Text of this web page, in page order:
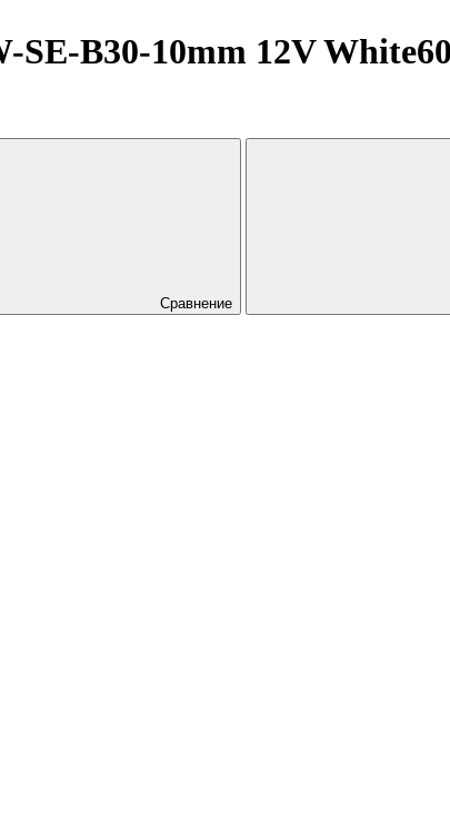
SE-B30-10mm 12V
Сравнение